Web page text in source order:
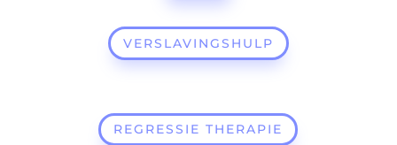
VERSLAVINGSHULP
REGRESSIE THERAPIE